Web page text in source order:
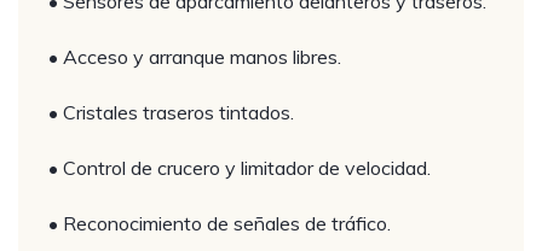
• Acceso y arranque manos libres.
• Cristales traseros tintados.
• Control de crucero y limitador de velocidad.
• Reconocimiento de señales de tráfico.